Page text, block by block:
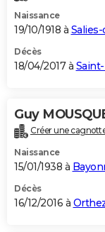
Naissance
19/10/1918 à
Décès
18/04/2017 à
Guy
Créer une
Naissance
15/01/1938 à
Décès
16/12/2016 à